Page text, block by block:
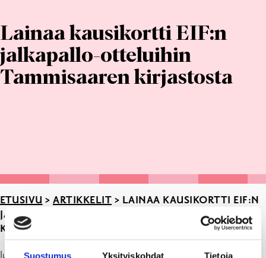
Suostumus Yksityiskohdat Tietoja
Lainaa kausikortti EIF:n
jalkapallo-otteluihin
Tammisaaren kirjastosta
ETUSIVU > ARTIKKELIT > LAINAA KAUSIKORTTI EIF:N
JALKAPALLO-OTTELUIHIN TAMMISAAREN
KIRJASTOSTA
Julkaistu: 07.04.26